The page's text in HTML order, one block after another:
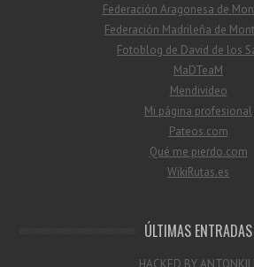
Federación Aragonesa de
Federación Madrileña de
Fotoblog de David de los
MaDTeaM
Mendivideo
Mi página profesional
Pateos.com
Qué me pierdo.com
WikiRutas.es
ÚLTIMAS ENTRADAS
HACKED BY ANTONKILL